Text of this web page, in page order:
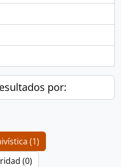
por:
(1)
(0)